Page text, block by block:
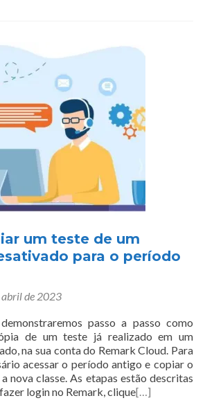
um teste de um
para o período
abril de 2023
passo a passo como
de um teste já realizado em um
na sua conta do Remark Cloud. Para
acessar o período antigo e copiar o
nova classe. As etapas estão descritas
login no Remark, clique[…]